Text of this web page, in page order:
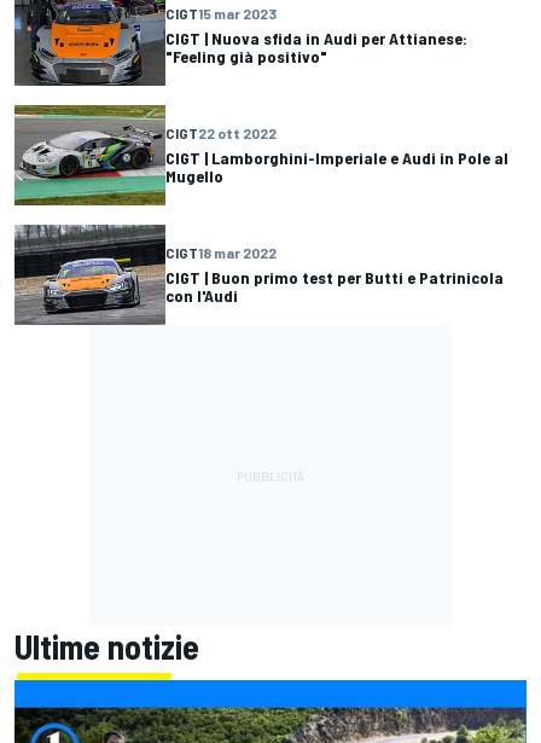
CIGT15 mar 2023
CIGT | Nuova sfida in Audi per Attianese:
"Feeling già positivo"
CIGT22 ott 2022
CIGT | Lamborghini-Imperiale e Audi in Pole al
Mugello
CIGT18 mar 2022
CIGT | Buon primo test per Butti e Patrinicola
con l'Audi
Ultime notizie